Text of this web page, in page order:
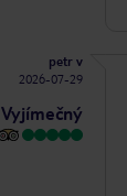
petr v
2026-07-29
Vyjímečný